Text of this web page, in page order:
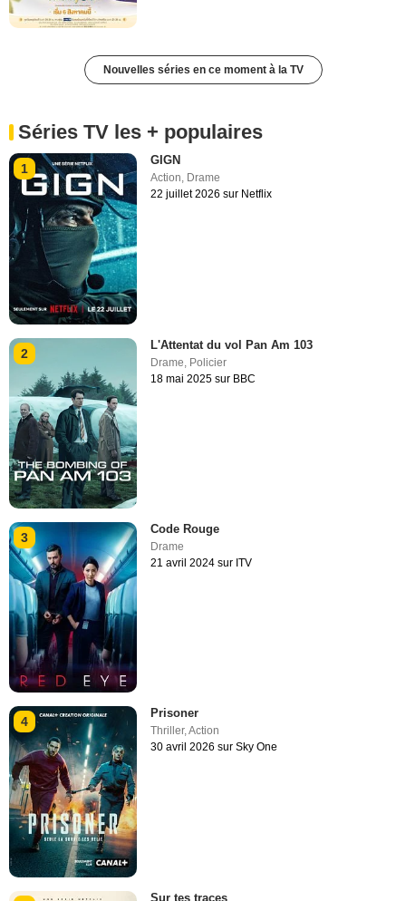
Nouvelles séries en ce moment à la TV
Séries TV les + populaires
1
GIGN
Action, Drame
22 juillet 2026 sur Netflix
2
L'Attentat du vol Pan Am 103
Drame Policier
18 mai 2025 sur BBC
3
Code Rouge
Drame
21 avril 2024 sur ITV
4
Prisoner
Thriller,Action
30 avril 2026 sur Sky One
Sur tes traces